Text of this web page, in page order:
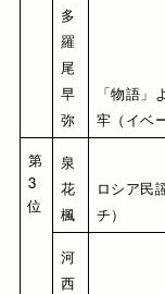
多
羅
尾
早
弥
「物語
牢（イベ
第
3
位
泉
花
楓
ロシア民
チ）
河
西